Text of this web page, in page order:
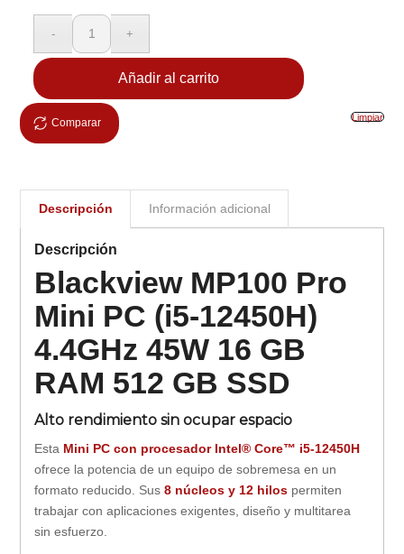
Limpiar
Añadir al carrito
Comparar
Descripción Información adicional
Descripción
Blackview MP100 Pro
Mini PC (i5-12450H)
4.4GHz 45W 16 GB
RAM 512 GB SSD
Alto rendimiento sin ocupar espacio
Esta Mini PC con procesador Intel® Core™ i5-12450H
ofrece la potencia de un equipo de sobremesa en un
formato reducido. Sus8 núcleos y 12 hilos permiten
trabajar con aplicaciones exigentes, diseño y multitarea
sin esfuerzo.